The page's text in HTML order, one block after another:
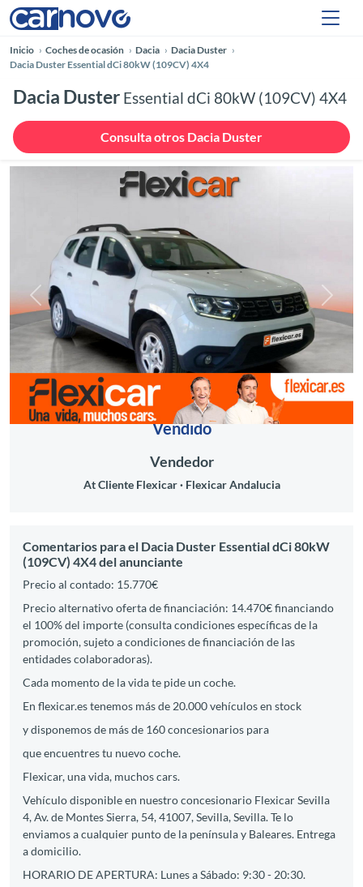
Inicio Coches de ocasión Dacia
Dacia Duster
Dacia Duster Essential dCi 80kW (109CV) 4X4
Dacia Duster Essential dCi 80kW (109CV) 4X4
Consulta otros Dacia Duster
Anterior
Vendido
Vendedor
At Cliente Flexicar Flexicar Andalucia
Comentarios para el Dacia Duster Essential dCi 80kW
(109CV) 4X4 del anunciante
Precio al contado: 15.770€
Precio alternativo oferta de financiación: 14.470€ financiando
el 100% del importe (consulta condiciones específicas de la
promoción, sujeto a condiciones de financiación de las
entidades colaboradoras).
Cada momento de la vida te pide un coche.
En flexicar.es tenemos más de 20.000 vehículos en stock
y disponemos de más de 160 concesionarios para
que encuentres tu nuevo coche.
Flexicar, una vida, muchos cars.
Vehículo disponible en nuestro concesionario Flexicar Sevilla
4, Av. de Montes Sierra, 54, 41007, Sevilla, Sevilla. Te lo
enviamos a cualquier punto de la península y Baleares. Entrega
a domicilio.
HORARIO DE APERTURA: Lunes a Sábado: 9:30 - 20:30.